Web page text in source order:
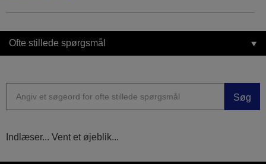
Ofte stillede spørgsmål
Søg
Indlæser... Vent et øjeblik...